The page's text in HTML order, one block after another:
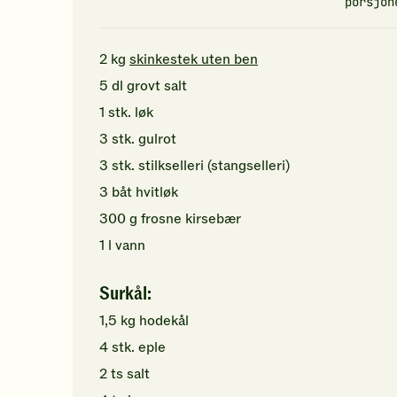
2 kg skinkestek uten ben
5 dl grovt salt
1 stk. løk
3 stk. gulrot
3 stk. stilkselleri (stangselleri)
3 båt hvitløk
300g frosne kirsebær
1 l vann
Surkål:
1,5 kg hodekål
4stk. eple
2ts salt